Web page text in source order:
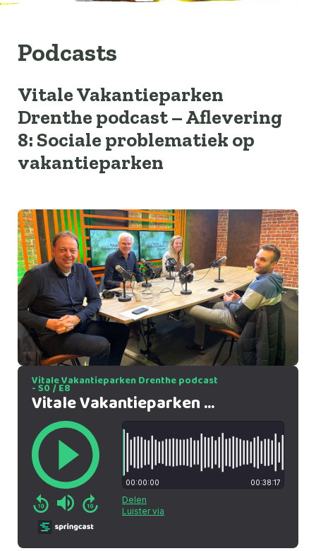
Podcasts
Vitale Vakantieparken
Drenthe podcast – Aflevering
8: Sociale problematiek op
vakantieparken